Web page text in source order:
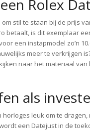
Rolex
stil te staan bij de prijs
betaalt, is dit exemplaar
een instapmodel zo’n
meer te verkrijgen
naar het materiaal van
als
horloges leuk om te
een Datejust in de